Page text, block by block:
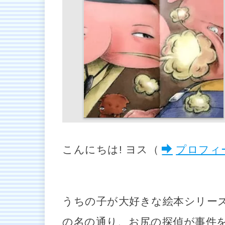
こんにちは! ヨス（ プロフィ
うちの子が大好きな絵本シリー
の名の通り、お尻の探偵が事件